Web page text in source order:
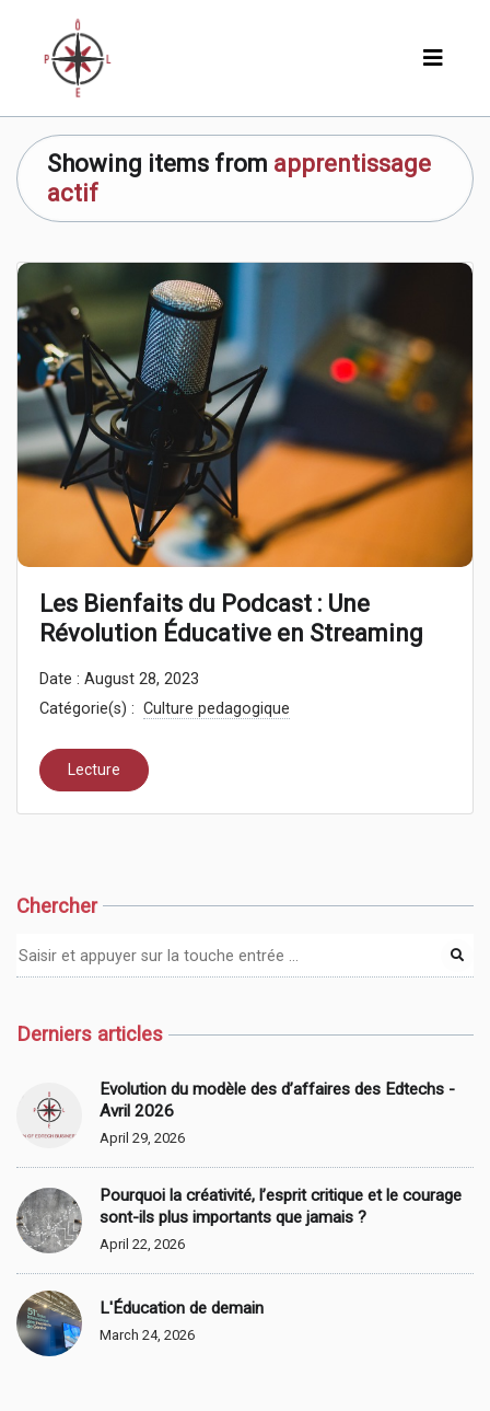
Showing items from apprentissage
actif
Les Bienfaits du Podcast : Une
Révolution Éducative en Streaming
Date : August 28, 2023
Catégorie(s) : Culture pedagogique
Lecture
Chercher
Derniers articles
Evolution du modèle des d’affaires des Edtechs -
Avril 2026
April 29, 2026
Pourquoi la créativité, l’esprit critique et le courage
sont-ils plus importants que jamais ?
April 22, 2026
L'Éducation de demain
March 24, 2026